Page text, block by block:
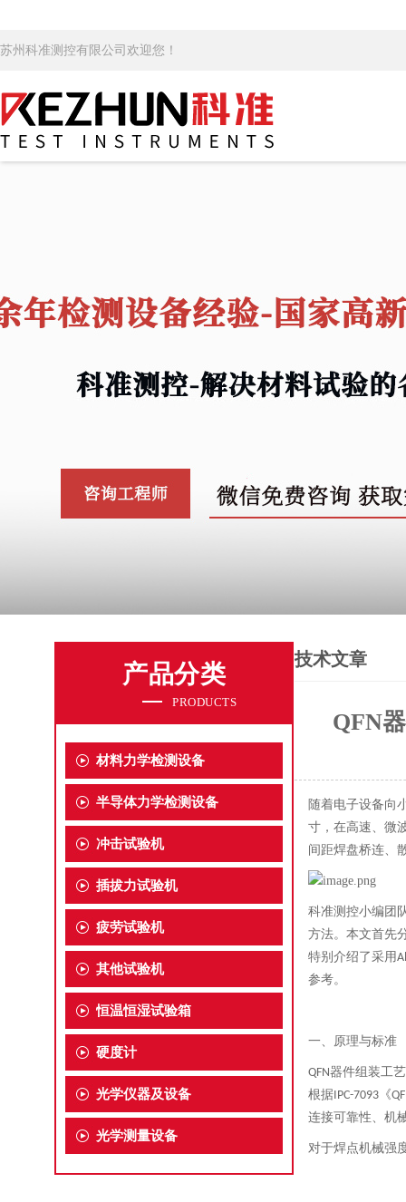
苏州科准测控有限公司欢迎您！
产品分类
PRODUCTS
材料力学检测设备
半导体力学检测设备
冲击试验机
插拔力试验机
疲劳试验机
其他试验机
恒温恒湿试验箱
硬度计
光学仪器及设备
光学测量设备
技术文章
QFN
随着电子设备向
寸，在高速、微
间距焊盘桥连、
科准测控小编团
方法。本文首先
特别介绍了采用
参考。
一、原理与标准
QFN器件组装工
根据IPC-7093《
连接可靠性、机
对于焊点机械强